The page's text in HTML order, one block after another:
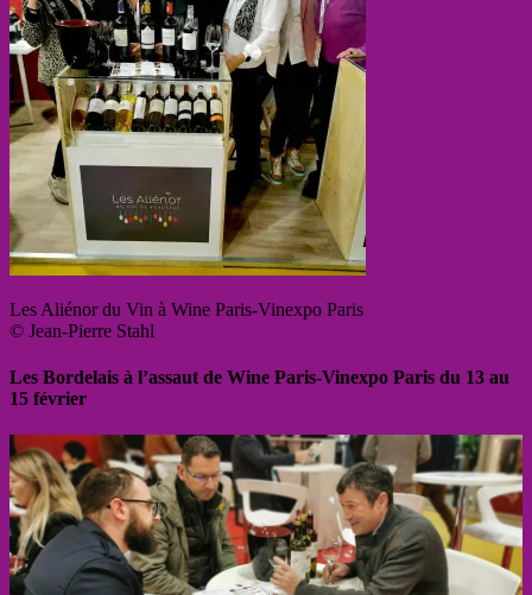
Les Aliénor du Vin à Wine Paris-Vinexpo Paris
© Jean-Pierre Stahl
Les Bordelais à l’assaut de Wine Paris-Vinexpo Paris du 13 au
15 février